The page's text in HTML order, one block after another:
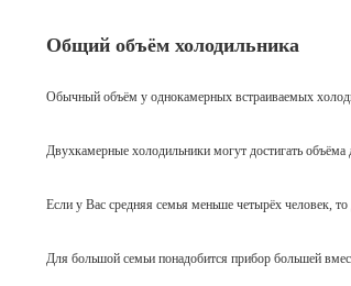
Общий объём холодильника
Обычный объём у однокамерных встраиваемых
Двухкамерные холодильники могут достигать
Если у Вас средняя семья меньше четырёх человек,
Для большой семьи понадобится прибор большей